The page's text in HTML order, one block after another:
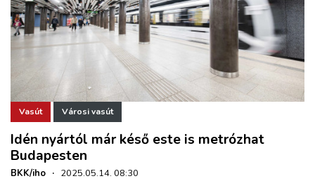
Vasút Városi vasút
Idén nyártól már késő este is metrózhat
Budapesten
BKK/iho · 2025.05.14. 08:30